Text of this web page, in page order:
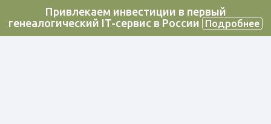
Привлекаем инвестиции в первый
генеалогический IT-сервис в России
Подробнее